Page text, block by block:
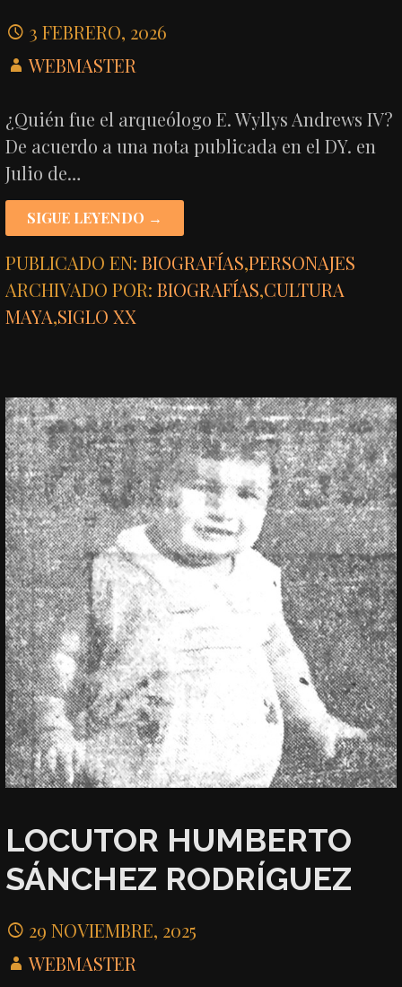
3 FEBRERO, 2026
WEBMASTER
¿Quién fue el arqueólogo E. Wyllys Andrews IV?
De acuerdo a una nota publicada en el DY. en
Julio de…
SIGUE LEYENDO →
PUBLICADO EN:BIOGRAFÍAS,PERSONAJES
ARCHIVADO POR:BIOGRAFÍAS,CULTURA
MAYA,SIGLO XX
LOCUTOR HUMBERTO
SÁNCHEZ RODRÍGUEZ
29 NOVIEMBRE, 2025
WEBMASTER